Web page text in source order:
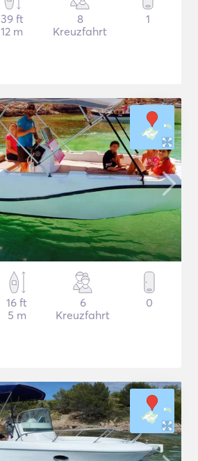
39 ft
12 m
8
Kreuzfahrt
1
16 ft
5 m
6
Kreuzfahrt
0